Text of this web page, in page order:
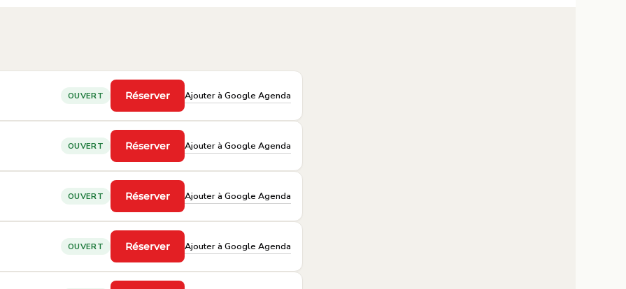
OUVERT Réserver
·
Ajouter à Google Agenda
OUVERT Réserver
·
Ajouter à Google Agenda
OUVERT Réserver
·
Ajouter à Google Agenda
OUVERT Réserver
·
Ajouter à Google Agenda